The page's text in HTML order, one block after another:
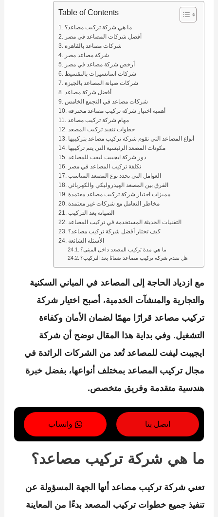
Table of Contents
ما هي شركة تركيب مصاعد؟
أفضل شركات المصاعد في مصر
شركات مصاعد بالقاهرة
شركة مصاعد مصر
أرخص شركة مصاعد في مصر
شركات اسانسيرات بالتقسيط
شركات صيانة المصاعد بالجيزة
أفضل شركة مصاعد
شركات مصاعد في التجمع الخامس
أهمية اختيار شركة تركيب مصاعد محترفة
مهام شركة تركيب مصاعد
خطوات تنفيذ تركيب المصعد
أنواع المصاعد التي تقوم شركة تركيب مصاعد بتركيبها
مكونات المصعد الرئيسية التي يتم تركيبها
دور شركة ايجيبت ليفت للمصاعد
تكلفة تركيب المصاعد في مصر
العوامل التي تحدد نوع المصعد المناسب
الفرق بين المصعد الهيدروليكي والكهربائي
مميزات اختيار شركة تركيب مصاعد معتمدة
مخاطر التعامل مع شركات غير معتمدة
الصيانة بعد التركيب
التقنيات الحديثة المستخدمة في تركيب المصاعد
كيف تختار أفضل شركة تركيب مصاعد؟
الأسئلة الشائعة
ما هي مدة تركيب المصعد داخل المبنى؟
هل تقدم شركة تركيب مصاعد ضمانًا بعد التركيب؟
مع ازدياد الحاجة إلى المصاعد في المباني السكنية
والتجارية والمنشآت الخدمية، أصبح اختيار شركة
تركيب مصاعد قرارًا مهمًا لضمان الأمان وكفاءة
التشغيل. وفي بداية هذا المقال نوضح أن شركة
ايجيبت ليفت للمصاعد تُعد من الشركات الرائدة في
مجال تركيب المصاعد بمختلف أنواعها، بفضل خبرة
هندسية متقدمة وفريق متخصص.
اتصل بنا واتساب
ما هي شركة تركيب مصاعد؟
تعني شركة تركيب مصاعد أنها الجهة المسؤولة عن
تنفيذ جميع خطوات تركيب المصعد بدءًا من المعاينة